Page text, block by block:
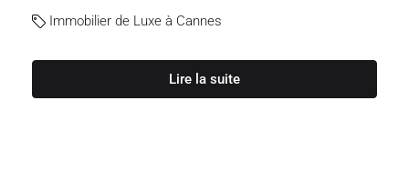
Immobilier de Luxe à Cannes
Lire la suite